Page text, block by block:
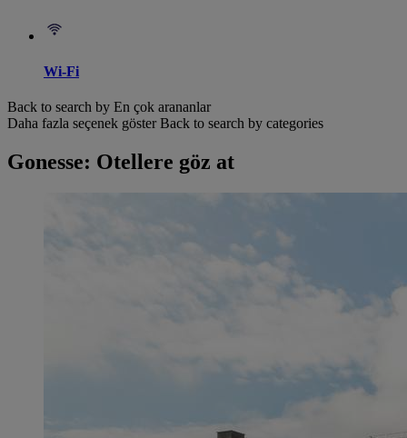
Wi-Fi
Back to search by En çok arananlar
Daha fazla seçenek göster Back to search by categories
Gonesse: Otellere göz at